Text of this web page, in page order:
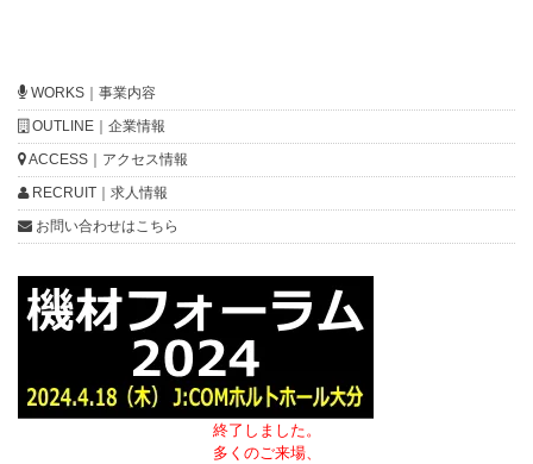
WORKS｜事業内容
OUTLINE｜企業情報
ACCESS｜アクセス情報
RECRUIT｜求人情報
お問い合わせはこちら
終了しました。
多くのご来場、